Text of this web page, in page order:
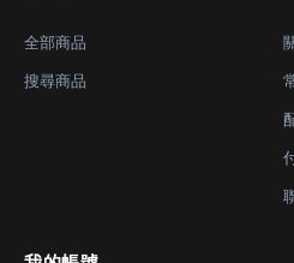
全部商品
搜尋商品